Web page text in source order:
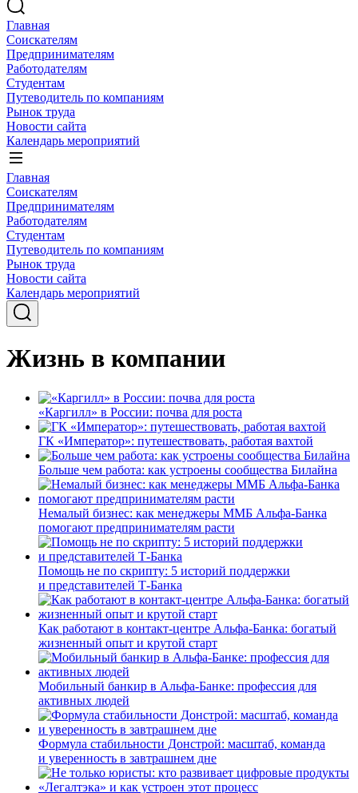
Главная
Соискателям
Предпринимателям
Работодателям
Студентам
Путеводитель по компаниям
Рынок труда
Новости сайта
Календарь мероприятий
Главная
Соискателям
Предпринимателям
Работодателям
Студентам
Путеводитель по компаниям
Рынок труда
Новости сайта
Календарь мероприятий
Жизнь в компании
«Каргилл» в России: почва для роста
ГК «Император»: путешествовать, работая вахтой
Больше чем работа: как устроены сообщества Билайна
Немалый бизнес: как менеджеры ММБ Альфа-Банка
помогают предпринимателям расти
Помощь не по скрипту: 5 историй поддержки
и представителей Т-Банка
Как работают в контакт-центре Альфа-Банка: богатый
жизненный опыт и крутой старт
Мобильный банкир в Альфа-Банке: профессия для
активных людей
Формула стабильности Донстрой: масштаб, команда
и уверенность в завтрашнем дне